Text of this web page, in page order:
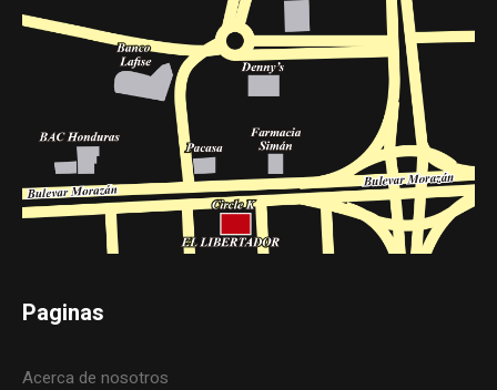
Paginas
Acerca de nosotros